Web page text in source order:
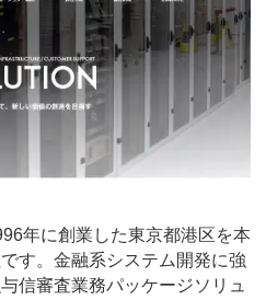
年に創業した東京都港区を本
す。金融系システム開発に強
信審査業務パッケージソリュ